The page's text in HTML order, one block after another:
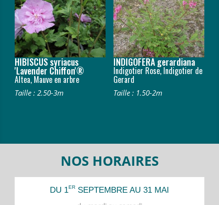
HIBISCUS syriacus
'Lavender Chiffon'®
Altea, Mauve en arbre
Taille : 2.50-3m
INDIGOFERA gerardiana
Indigotier Rose, Indigotier de
Gerard
Taille : 1.50-2m
NOS HORAIRES
DU 1ER SEPTEMBRE AU 31 MAI